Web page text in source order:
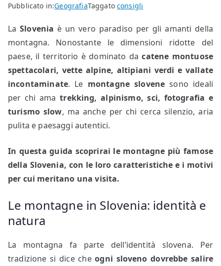
Pubblicato in:GeografiaTaggato consigli
LaSlovenia è un vero paradiso per gli amanti della
montagna. Nonostante le dimensioni ridotte del
paese, il territorio è dominato dacatene montuose
spettacolari, vette alpine, altipiani verdi e vallate
incontaminate. Le montagne slovene sono ideali
per chi amatrekking, alpinismo, sci, fotografia e
turismo slow, ma anche per chi cerca silenzio, aria
pulita e paesaggi autentici.
In questa guida scoprirai le montagne più famose
della Slovenia, con le loro caratteristiche e i motivi
per cui meritano una visita.
Le montagne in Slovenia: identità e
natura
La montagna fa parte dell’identità slovena. Per
tradizione si dice cheogni sloveno dovrebbe salire